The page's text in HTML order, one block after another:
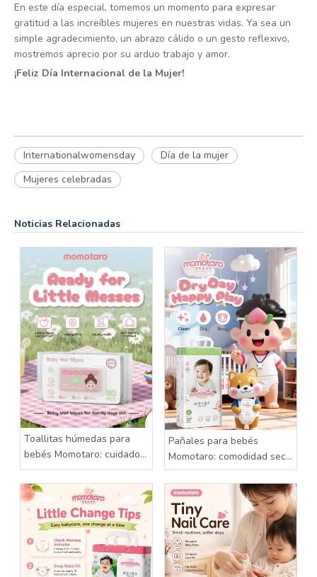
En este día especial, tomemos un momento para expresar
gratitud a las increíbles mujeres en nuestras vidas. Ya sea un
simple agradecimiento, un abrazo cálido o un gesto reflexivo,
mostremos aprecio por su arduo trabajo y amor.
¡Feliz Día Internacional de la Mujer!
Internationalwomensday
Día de la mujer
Mujeres celebradas
Noticias Relacionadas
Toallitas húmedas para
bebés Momotaro: cuidado
suave para cada pequeño
desorden
Pañales para bebés
Momotaro: comodidad seca
para cada día feliz